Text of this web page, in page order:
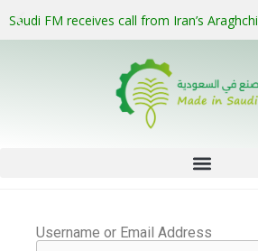
Saudi FM receives call from Iran’s Araghchi
Username or Email Address